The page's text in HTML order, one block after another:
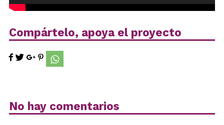
Compártelo, apoya el proyecto
No hay comentarios